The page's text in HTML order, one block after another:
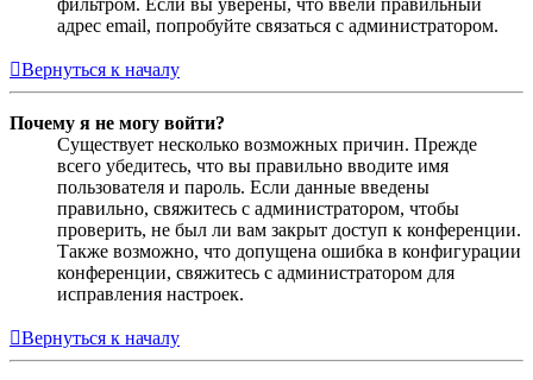
фильтром. Если вы уверены, что ввели правильный
адрес email, попробуйте связаться с администратором.
Вернуться к началу
Почему я не могу войти?
Существует несколько возможных причин. Прежде
всего убедитесь, что вы правильно вводите имя
пользователя и пароль. Если данные введены
правильно, свяжитесь с администратором, чтобы
проверить, не был ли вам закрыт доступ к конференции.
Также возможно, что допущена ошибка в конфигурации
конференции, свяжитесь с администратором для
исправления настроек.
Вернуться к началу